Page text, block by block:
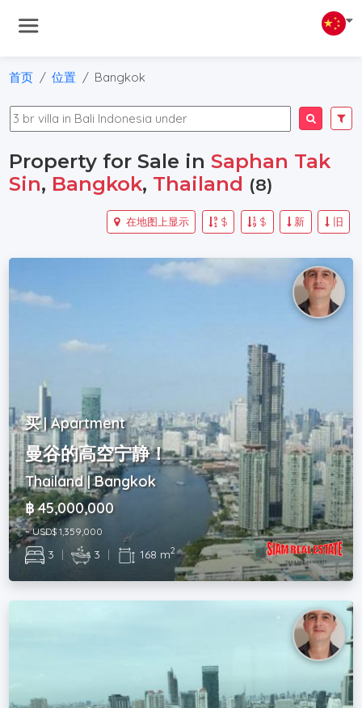
首页 位置 Bangkok
Property for Sale inSaphan Tak
Sin, Bangkok, Thailand (8)
旧
新
$
$
在地图上显示
买 | Apartment
曼谷的高空宁静！
Thailand | Bangkok
฿ 45,000,000
~ USD$ 1,359,000
3 | 3 | 168 m2